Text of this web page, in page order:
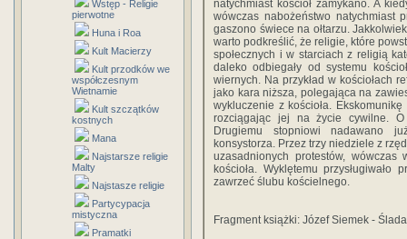
Wstęp - Religie
pierwotne
Huna i Roa
Kult Macierzy
Kult przodków we
współczesnym
Wietnamie
Kult szczątków
kostnych
Mana
Najstarsze religie
Malty
Najstasze religie
Partycypacja
mistyczna
Pramatki
natychmiast kościół zamykano. A
wówczas nabożeństwo natychmiast
gaszono świece na ołtarzu.
warto podkreślić, że religie, które
społecznych i w starciach z religią
daleko odbiegały od systemu
wiernych. Na przykład w kościołach
jako kara niższa, polegająca na
wykluczenie z kościoła.
rozciągając jej na życie cywilne.
Drugiemu stopniowi nadawano
konsystorza. Przez trzy niedziele z
uzasadnionych protestów,
kościoła. Wyklętemu
zawrzeć ślubu kościelnego.
Fragment książki: Józef Siemek -